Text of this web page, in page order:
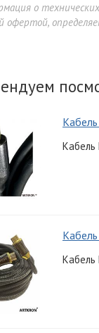
о
офертой,
Кабель
Кабель